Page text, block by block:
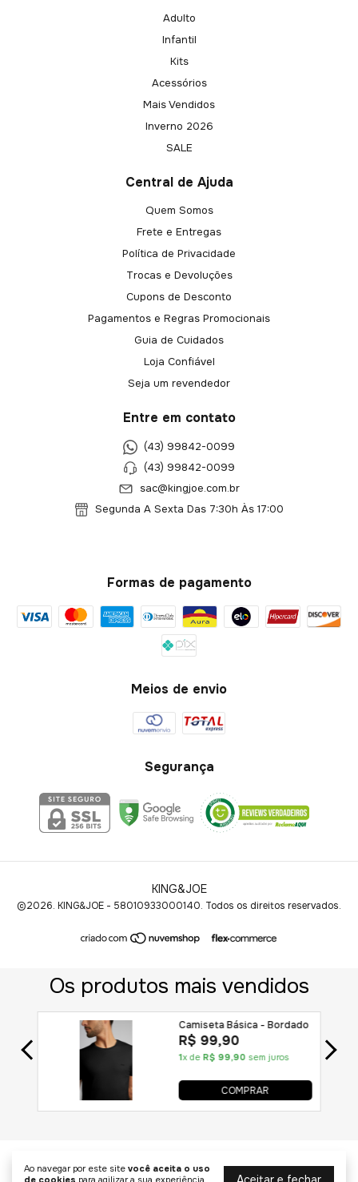
Ao navegar por este site você aceita o uso
de cookies para agilizar a sua experiência
Adulto
Infantil
Kits
Acessórios
Mais Vendidos
Inverno 2026
SALE
Central de Ajuda
Quem Somos
Frete e Entregas
Política de Privacidade
Trocas e Devoluções
Cupons de Desconto
Pagamentos e Regras Promocionais
Guia de Cuidados
Loja Confiável
Seja um revendedor
Entre em contato
(43) 99842-0099
(43) 99842-0099
sac@kingjoe.com.br
Segunda A Sexta Das 7:30h Às 17:00
Formas de pagamento
Meios de envio
Segurança
KING&JOE
©2026. KING&JOE - 58010933000140. Todos os direitos reservados.